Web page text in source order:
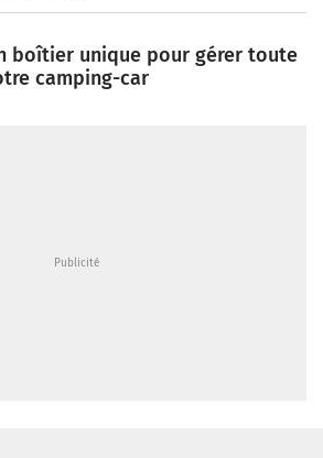
boîtier unique pour gérer toute
camping-car